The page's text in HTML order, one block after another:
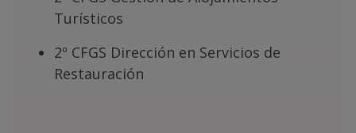
Turísticos
2º CFGS Dirección en Servicios de
Restauración